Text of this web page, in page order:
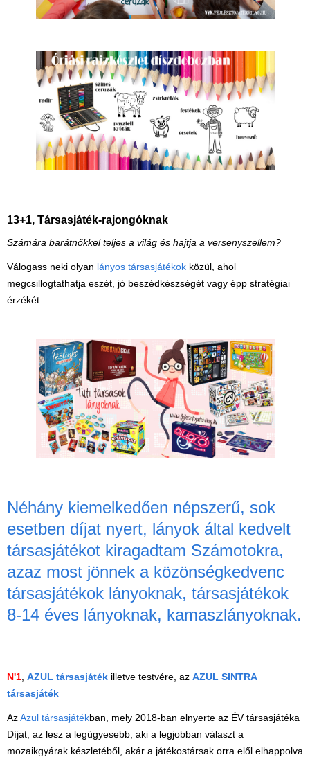
13+1, Társasjáték-rajongóknak
Számára barátnőkkel teljes a világ és hajtja a versenyszellem?
Válogass neki olyan lányos társasjátékok közül, ahol
megcsillogtathatja eszét, jó beszédkészségét vagy épp stratégiai
érzékét.
Néhány kiemelkedően népszerű, sok
esetben díjat nyert, lányok által kedvelt
társasjátékot kiragadtam Számotokra,
azaz most jönnek a közönségkedvenc
társasjátékok lányoknak, társasjátékok
8-14 éves lányoknak, kamaszlányoknak.
N'1, AZUL társasjáték illetve testvére, az AZUL SINTRA
társasjáték
AzAzul társasjátékban, mely 2018-ban elnyerte az ÉV társasjátéka
Díjat, az lesz a legügyesebb, aki a legjobban választ a
mozaikgyárak készletéből, akár a játékostársak orra elől elhappolva